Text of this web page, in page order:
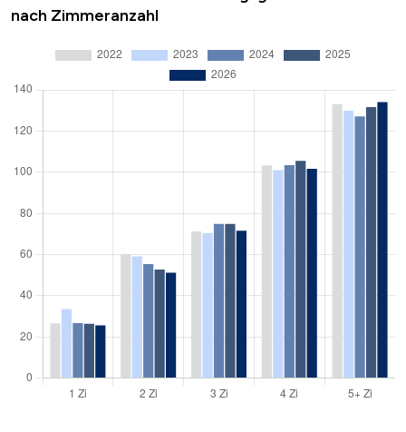
nach Zimmeranzahl